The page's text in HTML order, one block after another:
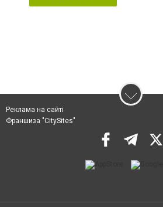
Реклама на сайті
Франшиза "CitySites"